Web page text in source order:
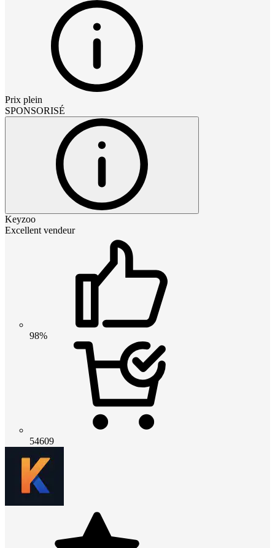
Prix plein
SPONSORISÉ
Keyzoo
Excellent vendeur
98%
54609